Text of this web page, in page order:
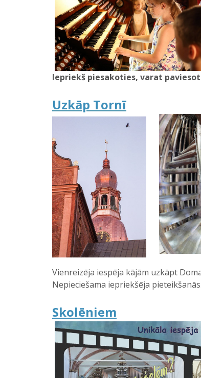
Iepriekš piesakoties, varat
Uzkāp Tornī
Vienreizēja iespēja kājām uzkāpt
Nepieciešama iepriekšēja pieteikšanās.
Skolēniem